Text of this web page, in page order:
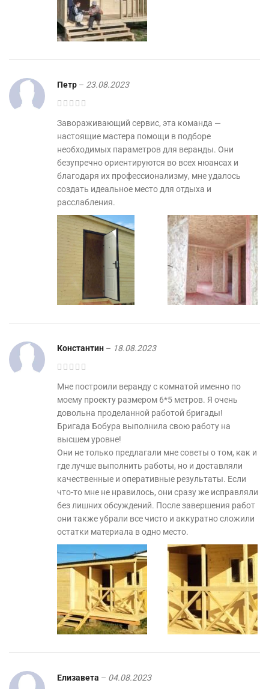
Петр – 23.08.2023
Завораживающий сервис, эта команда —
настоящие мастера помощи в подборе
необходимых параметров для веранды. Они
безупречно ориентируются во всех нюансах и
благодаря их профессионализму, мне удалось
создать идеальное место для отдыха и
расслабления.
Константин – 18.08.2023
Мне построили веранду с комнатой именно по
моему проекту размером 6*5 метров. Я очень
довольна проделанной работой бригады!
Бригада Бобура выполнила свою работу на
высшем уровне!
Они не только предлагали мне советы о том, как и
где лучше выполнить работы, но и доставляли
качественные и оперативные результаты. Если
что-то мне не нравилось, они сразу же исправляли
без лишних обсуждений. После завершения работ
они также убрали все чисто и аккуратно сложили
остатки материала в одно место.
Елизавета – 04.08.2023